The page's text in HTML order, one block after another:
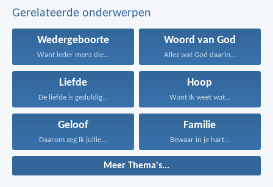
Gerelateerde onderwerpen
Wedergeboorte
Want ieder mens die...
Woord van God
Alles wat God daarin...
Liefde
De liefde is geduldig...
Hoop
Want Ik weet wat...
Geloof
Daarom zeg Ik jullie...
Familie
Bewaar in je hart...
Meer Thema's...